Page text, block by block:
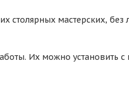
столярных мастерских, без
Их можно установить